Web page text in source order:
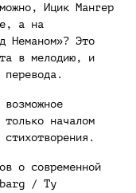
Ицик Мангер
а на
Неманом»? Это
в мелодию, и
перевода.
началом
о современной
barg / Ty